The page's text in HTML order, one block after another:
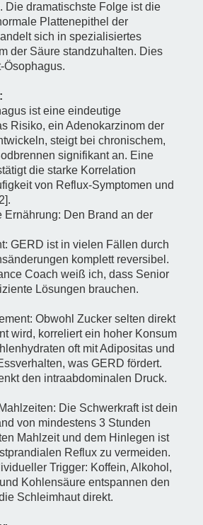
Die dramatischste Folge ist die
Plattenepithel der
sich in spezialisiertes
der Säure standzuhalten. Dies
Ösophagus.
ist eine eindeutige
Risiko, ein Adenokarzinom der
steigt bei chronischem,
signifikant an. Eine
die starke Korrelation
von Reflux-Symptomen und
Ernährung: Den Brand an der
GERD ist in vielen Fällen durch
komplett reversibel.
Coach weiß ich, dass Senior
Lösungen brauchen.
Obwohl Zucker selten direkt
wird, korreliert ein hoher Konsum
oft mit Adipositas und
was GERD fördert.
den intraabdominalen Druck.
Die Schwerkraft ist dein
von mindestens 3 Stunden
Mahlzeit und dem Hinlegen ist
Reflux zu vermeiden.
Trigger: Koffein, Alkohol,
Kohlensäure entspannen den
Schleimhaut direkt.